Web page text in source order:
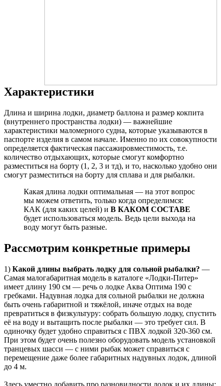
Характеристики
Длина и ширина лодки, диаметр баллона и размер кокпита
(внутреннего пространства лодки) — важнейшие
характеристики маломерного судна, которые указываются в
паспорте изделия в самом начале. Именно по их совокупности
определяется фактическая пассажировместимость, т.е.
количество отдыхающих, которые смогут комфортно
разместиться на борту (1, 2, 3 и тд), и то, насколько удобно они
смогут разместиться на борту для сплава и для рыбалки.
Какая длина лодки оптимальная — на этот вопрос
мы можем ответить, только когда определимся:
КАК (для каких целей) и В КАКОМ СОСТАВЕ
будет использоваться модель. Ведь цели выхода на
воду могут быть разные.
Рассмотрим конкретные примеры
1) Какой длины выбрать лодку для сольной рыбалки? —
Самая малогабаритная модель в каталоге «Лодки-Питер»
имеет длину 190 см — речь о лодке Аква Оптима 190 с
гребками. Надувная лодка для сольной рыбалки не должна
быть очень габаритной и тяжёлой, иначе отдых на воде
превратиться в физкультуру: собрать большую лодку, спустить
её на воду и вытащить после рыбалки — это требует сил. В
одиночку будет удобно справиться с ПВХ лодкой 320-360 см.
При этом будет очень полезно оборудовать модель установкой
транцевых шасси — с ними рыбак может справиться с
перемещение даже более габаритных надувных лодок, длиной
до 4 м.
Здесь уместно добавить про разновидности лодок и их длины: